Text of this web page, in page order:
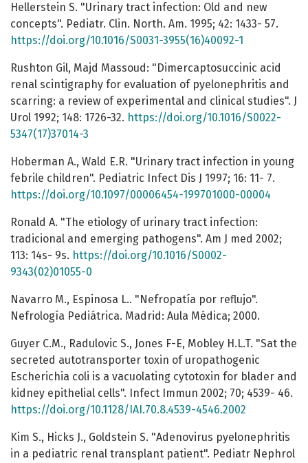
Hellerstein S. "Urinary tract infection: Old and new
concepts". Pediatr. Clin. North. Am. 1995; 42: 1433- 57.
https://doi.org/10.1016/S0031-3955(16)40092-1
Rushton Gil, Majd Massoud: "Dimercaptosuccinic acid
renal scintigraphy for evaluation of pyelonephritis and
scarring: a review of experimental and clinical studies". J
Urol 1992; 148: 1726-32. https://doi.org/10.1016/S0022-
5347(17)37014-3
Hoberman A., Wald E.R. "Urinary tract infection in young
febrile children". Pediatric Infect Dis J 1997; 16: 11- 7.
https://doi.org/10.1097/00006454-199701000-00004
Ronald A. "The etiology of urinary tract infection:
tradicional and emerging pathogens". Am J med 2002;
113: 14s- 9s. https://doi.org/10.1016/S0002-
9343(02)01055-0
Navarro M., Espinosa L.. "Nefropatía por reflujo".
Nefrología Pediátrica. Madrid: Aula Médica; 2000.
Guyer C.M., Radulovic S., Jones F-E, Mobley H.L.T. "Sat the
secreted autotransporter toxin of uropathogenic
Escherichia coli is a vacuolating cytotoxin for blader and
kidney epithelial cells". Infect Immun 2002; 70; 4539- 46.
https://doi.org/10.1128/IAI.70.8.4539-4546.2002
Kim S., Hicks J., Goldstein S. "Adenovirus pyelonephritis
in a pediatric renal transplant patient". Pediatr Nephrol